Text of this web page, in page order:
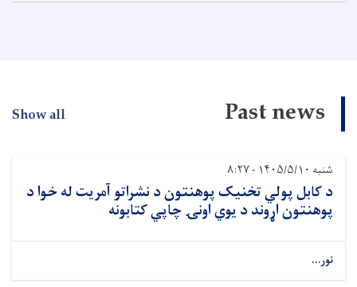
Past news
Show all
شنبه ۱۴۰۵/۵/۱۰ - ۸:۲۷
د کابل پولي تخنیک پوهنتون د نشراتو آمریت له خوا د
پوهنتون اړوند د یوي اونۍ چاپي کتابونه
نور...